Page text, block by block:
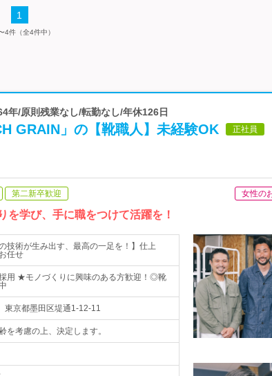
1
4件（全4件中）
年/原則残業なし/転勤なし/年休126日
GRAIN」の【靴職人】未経験OK 正社員
第二新卒歓迎 女性の
学び、手に職をつけて活躍を！
技術が生み出す、最高の一足を！】仕上
任せ
用 ★モノづくりに興味のある方歓迎！◎靴
京都墨田区堤通1-12-11
を考慮の上、決定します。